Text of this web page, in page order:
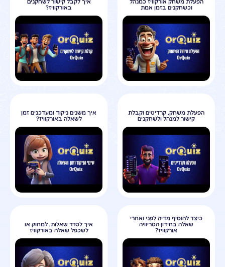
וכשחקנים בזמן אמת
באורקוויז?
הפעלת משחק, קרדיטים וקבלת
קישור למנהל ולשחקנים
איך משנים ניקוד ומעדכנים זמן
לשאלה באורקוויז?
כיצד להוסיף מדיה לפני ואחרי
שאלה בחידון הטריוויה
אורקוויז?
איך לסדר שאלות, למחוק או
לשכפל שאלה באורקוויז